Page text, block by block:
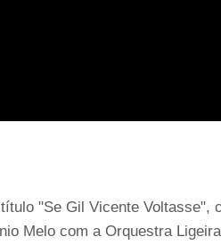
"Se Gil Vicente Voltasse",
Melo com a Orquestra